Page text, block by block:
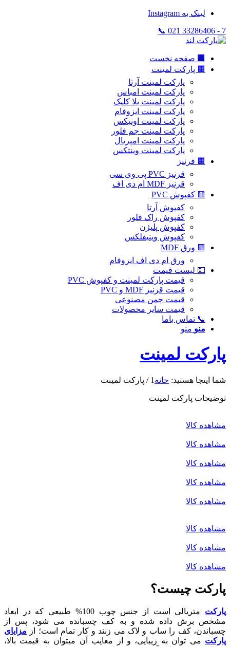
لینک به Instagram
7 - 33286406 021 📞
🏢 صفحه نخست
🟧 پارکت لمینت
پارکت لمینت آرتا
پارکت لمینت امباس
پارکت لمینت بلا کلیک
پارکت لمینت ایزوفام
پارکت لمینت اونیکس
پارکت لمینت جم فلور
پارکت لمینت امپریال
پارکت لمینت وینتکس
🟧 قرنیز
قرنیز PVC پی وی سی
قرنیز MDF ام دی اف
🟨 کفپوش PVC
کفپوش آرتا
کفپوش راک فلور
کفپوش پلیژن
کفپوش وینیفلکس
🟩 ورق MDF
ورق ام دی اف ایزوفام
💵 لیست قیمت
قیمت پارکت لمینت و کفپوش PVC
قیمت قرنیز MDF و PVC
قیمت چمن مصنوعی
قیمت سایر محصولات
📞 تماس با‌ما
منو منو
پارکت لمینت
شما اینجا هستید: خانه 1
/ پارکت لمینت
توضیحات پارکت لمینت
مشاهده کالا
مشاهده کالا
مشاهده کالا
مشاهده کالا
مشاهده کالا
مشاهده کالا
مشاهده کالا
مشاهده کالا
پارکت چیست؟
پارکت
متریالی است از جنس چوب 100% طبیعی که در ابعاد
مشخص برش داده شده و به کف چسبانده می شود، پس از
چسباندن، کف را ساب و لاک می زنند و کار تمام است؛ از مزایای
پارکت می توان به زیبایی، و از معایب آن میتوان به قیمت بالا،